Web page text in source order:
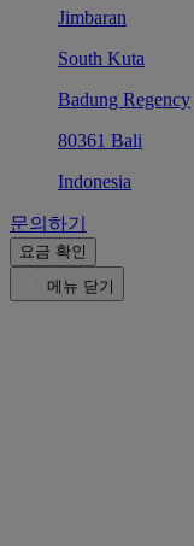
Jimbaran
South Kuta
Badung Regency
80361 Bali
Indonesia
문의하기
요금 확인
메뉴 닫기